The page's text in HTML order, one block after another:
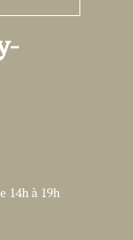
14h à 19h